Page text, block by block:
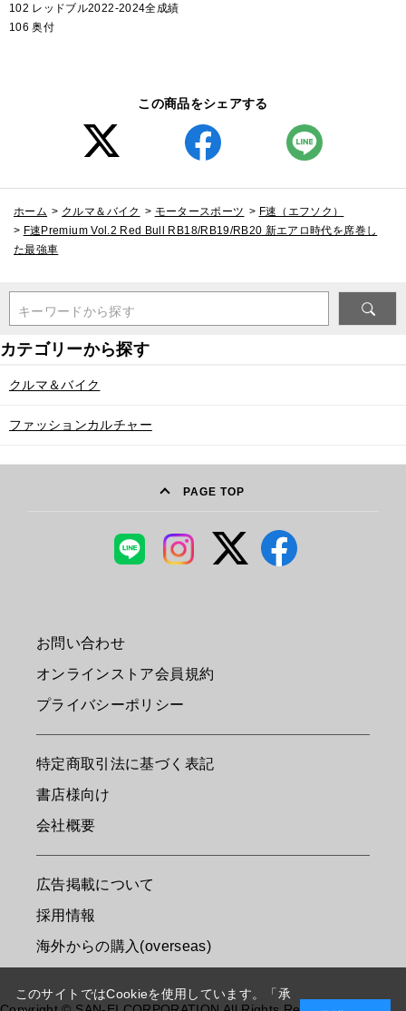
102 レッドブル2022-2024全成績
106 奥付
この商品をシェアする
ホーム > クルマ＆バイク > モータースポーツ > F速（エフソク）
> F速Premium Vol.2 Red Bull RB18/RB19/RB20 新エアロ時代を席巻し
た最強車
キーワードから探す
クルマ＆バイク
ファッションカルチャー
PAGE TOP
お問い合わせ
オンラインストア会員規約
プライバシーポリシー
特定商取引法に基づく表記
書店様向け
会社概要
広告掲載について
採用情報
海外からの購入(overseas)
このサイトではCookieを使用しています。「承